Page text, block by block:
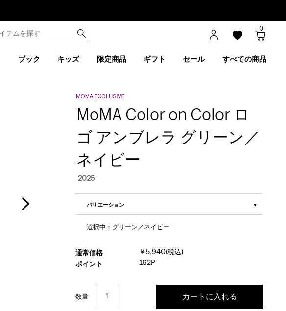
0
ブック キッズ 限定商品 ギフト セール すべての商品
MoMA Color on Color ロ
ゴ アンブレラ グリーン／
ネイビー
2025
バリエーション
選択中：グリーン／ネイビー
通常価格
￥5,940(税込)
ポイント
162P
数量